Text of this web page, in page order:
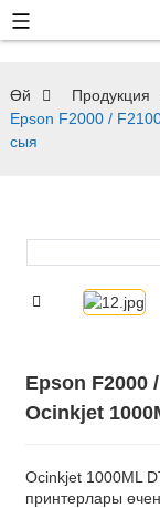
Өй Продукция
Epson F2000 /
сыя
Epson F2000
Ocinkjet
Ocinkjet 1000ML
принтерлары